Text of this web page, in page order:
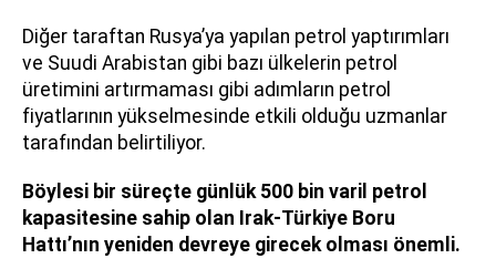
Diğer taraftan Rusya’ya yapılan petrol yaptırımları
ve Suudi Arabistan gibi bazı ülkelerin petrol
üretimini artırmaması gibi adımların petrol
fiyatlarının yükselmesinde etkili olduğu uzmanlar
tarafından belirtiliyor.
Böylesi bir süreçte günlük 500 bin varil petrol
kapasitesine sahip olan Irak-Türkiye Boru
Hattı’nın yeniden devreye girecek olması önemli.